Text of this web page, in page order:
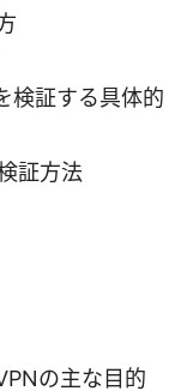
検証する具体的
証方法
の主な目的